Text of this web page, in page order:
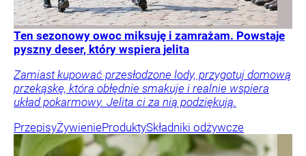
Ten sezonowy owoc miksuję i zamrażam. Powstaje
pyszny deser, który wspiera jelita
Zamiast kupować przesłodzone lody, przygotuj domową
przekąskę, która obłędnie smakuje i realnie wspiera
układ pokarmowy. Jelita ci za nią podziękują.
PrzepisyŻywienieProduktySkładniki odżywcze